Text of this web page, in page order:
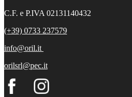
C.F. e P.IVA 02131140432
(+39) 0733 237579
info@oril.it
orilsrl@pec.it